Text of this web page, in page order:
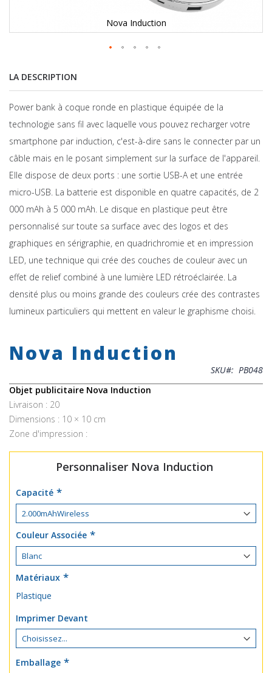
Nova Induction
LA DESCRIPTION
Power bank à coque ronde en plastique équipée de la
technologie sans fil avec laquelle vous pouvez recharger votre
smartphone par induction, c'est-à-dire sans le connecter par un
câble mais en le posant simplement sur la surface de l'appareil.
Elle dispose de deux ports : une sortie USB-A et une entrée
micro-USB. La batterie est disponible en quatre capacités, de 2
000 mAh à 5 000 mAh. Le disque en plastique peut être
personnalisé sur toute sa surface avec des logos et des
graphiques en sérigraphie, en quadrichromie et en impression
LED, une technique qui crée des couches de couleur avec un
effet de relief combiné à une lumière LED rétroéclairée. La
densité plus ou moins grande des couleurs crée des contrastes
lumineux particuliers qui mettent en valeur le graphisme choisi.
the
beginning
the
images
gallery
Nova Induction
SKU
PB048
Objet publicitaire Nova Induction
Livraison : 20
Dimensions : 10 × 10 cm
Zone d'impression :
Personnaliser Nova Induction
Capacité
Couleur Associée
Matériaux
Plastique
Imprimer Devant
Emballage